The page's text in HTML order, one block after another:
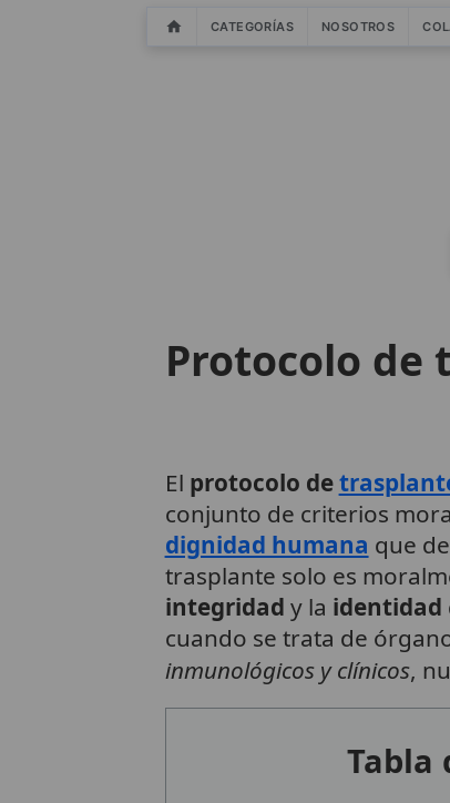
CATEGORÍAS NOSOTROS
Protocolo de
El protocolo de
conjunto de criterios
dignidad humana que
trasplante solo es
integridad y la identidad
cuando se trata de
inmunológicos y clínicos,
Tabla